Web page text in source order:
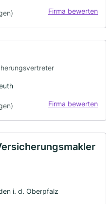
Firma bewerten
Firma bewerten
i. d. Oberpfalz